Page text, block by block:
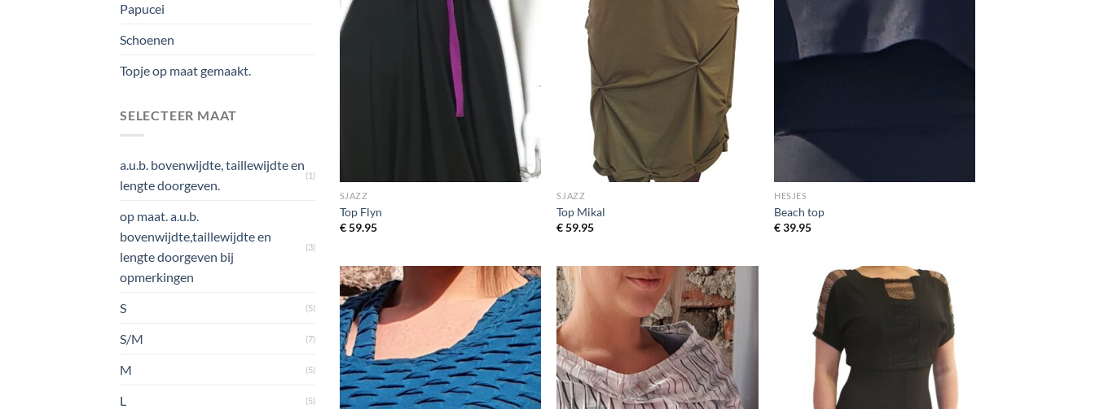
Papucei
Schoenen
Topje op maat gemaakt.
SELECTEER MAAT
a.u.b. bovenwijdte, taillewijdte en
lengte doorgeven.
(1)
op maat. a.u.b.
bovenwijdte,taillewijdte en
lengte doorgeven bij
opmerkingen
(3)
S (5)
S/M (7)
M (5)
L (5)
SJAZZ
Top Flyn
€59.95
SJAZZ
Top Mikal
€59.95
HESJES
Beach top
€39.95
Toevoegen
aan
wenslijst
Toevoegen
aan
wenslijst
Toevoegen
aan
wenslijst